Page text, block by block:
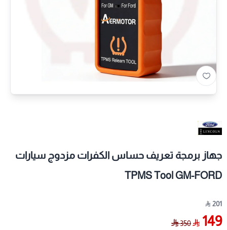
جهاز برمجة تعريف حساس الكفرات مزدوج سيارات
TPMS Tool GM-FORD
201
149
350